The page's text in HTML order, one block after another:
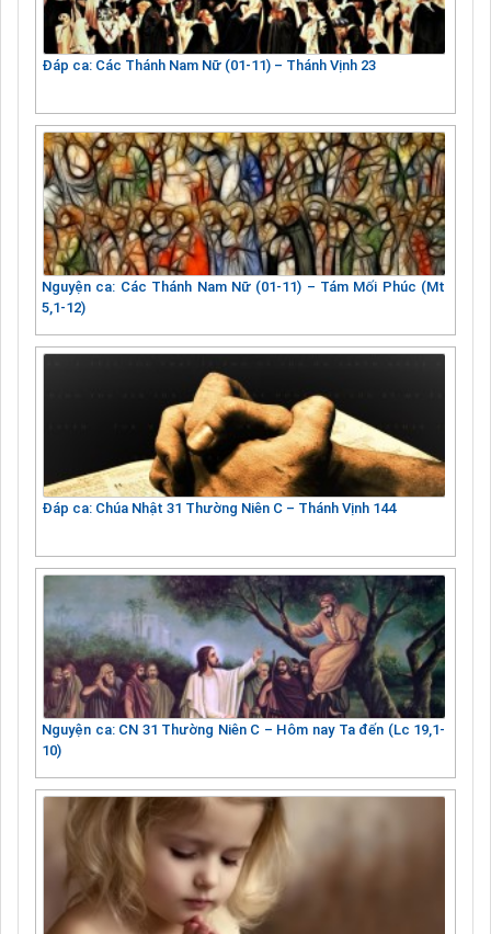
Đáp ca: Các Thánh Nam Nữ (01-11) – Thánh Vịnh 23
Nguyện ca: Các Thánh Nam Nữ (01-11) – Tám Mối Phúc (Mt
5,1-12)
Đáp ca: Chúa Nhật 31 Thường Niên C – Thánh Vịnh 144
Nguyện ca: CN 31 Thường Niên C – Hôm nay Ta đến (Lc 19,1-
10)